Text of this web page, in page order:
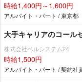
時給1,400円～1,600円
アルバイト・パート / 東京都
大手キャリアのコール
株式会社ベルシステム24
時給1,500円
アルバイト・パート / 契約社